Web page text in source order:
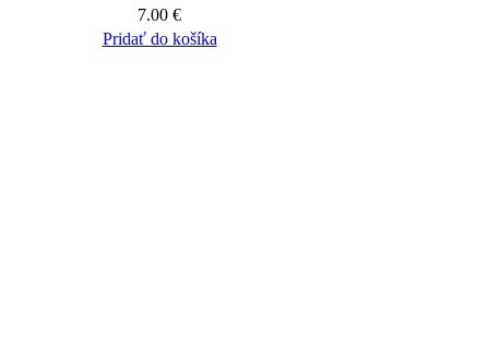
7.00 €
Pridať do košíka